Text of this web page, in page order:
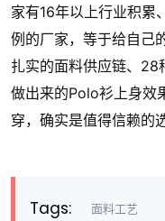
家有16年以上行业积累
例的厂家，等于给自己
扎实的面料供应链、28
做出来的Polo衫上身效
穿，确实是值得信赖的
Tags: 面料工艺